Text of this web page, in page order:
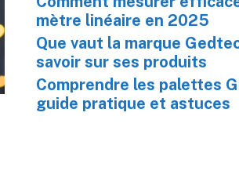
mètre linéaire en 2025
Que vaut la marque
savoir sur ses produits
Comprendre les palettes
guide pratique et astuces